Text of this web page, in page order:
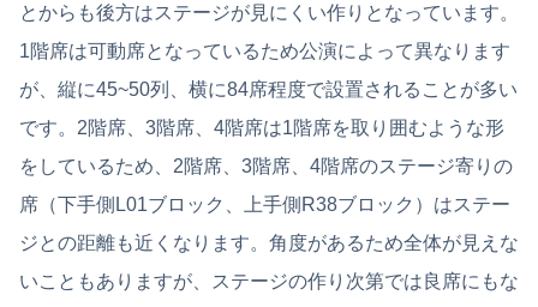
とからも後方はステージが見にくい作りとなっています。
1階席は可動席となっているため公演によって異なります
が、縦に45~50列、横に84席程度で設置されることが多い
です。2階席、3階席、4階席は1階席を取り囲むような形
をしているため、2階席、3階席、4階席のステージ寄りの
席（下手側L01ブロック、上手側R38ブロック）はステー
ジとの距離も近くなります。角度があるため全体が見えな
いこともありますが、ステージの作り次第では良席にもな